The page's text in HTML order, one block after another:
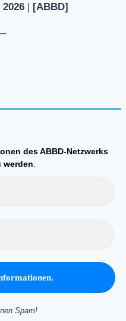
| [ABBD]
des ABBD-Netzwerks
werden
Spam!